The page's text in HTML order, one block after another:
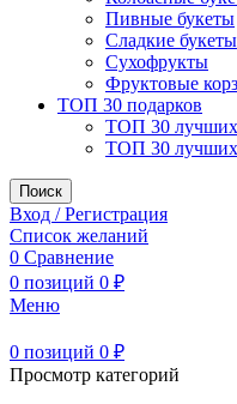
Пивные букеты
Сладкие букеты
Сухофрукты
Фруктовые
ТОП 30 подарков
ТОП 30 лучших
ТОП 30 лучших
Поиск
Вход / Регистрация
Список желаний
0 Сравнение
0 позиций 0 ₽
Меню
0 позиций 0 ₽
Просмотр категорий